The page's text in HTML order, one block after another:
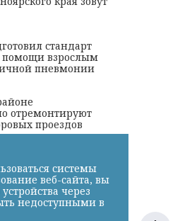
стандарт
взрослым
пневмонии
отремонтируют
проездов
системы
веб-сайта, вы
через
недоступными в